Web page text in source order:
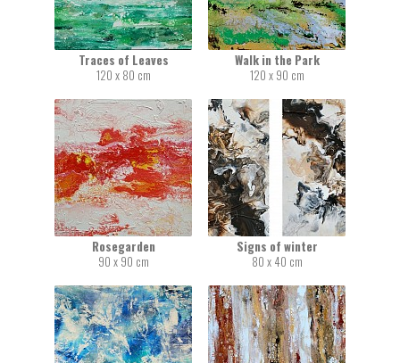
Traces of Leaves
120 x 80 cm
Walk in the Park
120 x 90 cm
Rosegarden
90 x 90 cm
Signs of winter
80 x 40 cm